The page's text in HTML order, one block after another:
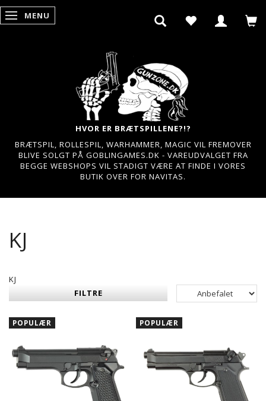
SKIFTE NAVIGATION
MENU
HVOR ER BRÆTSPILLENE?!?
BRÆTSPIL, ROLLESPIL, WARHAMMER, MAGIC VIL FREMOVER
BLIVE SOLGT PÅ GOBLINGAMES.DK - VAREUDVALGET FRA
BEGGE WEBSHOPS VIL STADIGT VÆRE AT FINDE I VORES
BUTIK OVER FOR NAVITAS.
KJ
KJ
FILTRE
POPULÆR POPULÆR